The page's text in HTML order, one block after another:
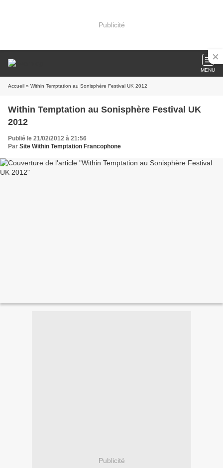
Publicité
MENU
Accueil » Within Temptation au Sonisphère Festival UK 2012
Within Temptation au Sonisphère Festival UK
2012
Publié le 21/02/2012 à 21:56
Par Site Within Temptation Francophone
Publicité